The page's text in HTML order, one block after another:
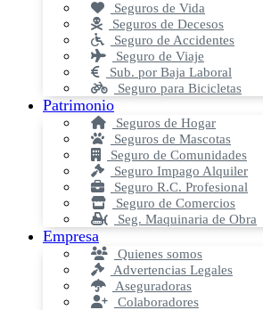
Seguros de Vida
Seguros de Decesos
Seguro de Accidentes
Seguro de Viaje
Sub. por Baja Laboral
Seguro para Bicicletas
Patrimonio
Seguros de Hogar
Seguros de Mascotas
Seguro de Comunidades
Seguro Impago Alquiler
Seguro R.C. Profesional
Seguro de Comercios
Seg. Maquinaria de Obra
Empresa
Quienes somos
Advertencias Legales
Aseguradoras
Colaboradores